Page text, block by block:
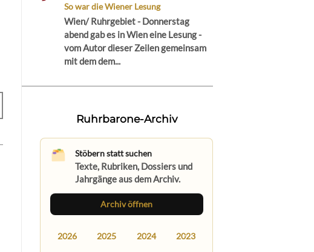
So war die Wiener Lesung
Wien/ Ruhrgebiet - Donnerstag
abend gab es in Wien eine Lesung -
vom Autor dieser Zeilen gemeinsam
mit dem dem...
Ruhrbarone-Archiv
Stöbern statt suchen
Texte, Rubriken, Dossiers und
Jahrgänge aus dem Archiv.
Archiv öffnen
2026 2025 2024 2023